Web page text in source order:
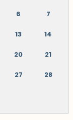
6 7
13 14
20 21
27 28